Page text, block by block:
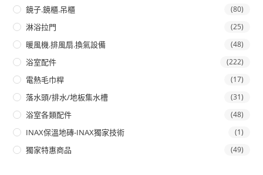
鏡子.鏡櫃.吊櫃 (80)
淋浴拉門 (25)
暖風機.排風扇.換氣設備 (48)
浴室配件 (222)
電熱毛巾桿 (17)
落水頭/排水/地板集水槽 (31)
浴室各類配件 (48)
INAX保溫地磚-INAX獨家技術 (1)
獨家特惠商品 (49)